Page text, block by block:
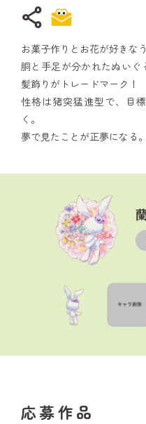
share
お菓子作りとお花が好きな
胴と手足が分かれたぬい
髪飾りがトレードマーク！
性格は猪突猛進型で、目
く。
夢で見たことが正夢になる。
応募作品